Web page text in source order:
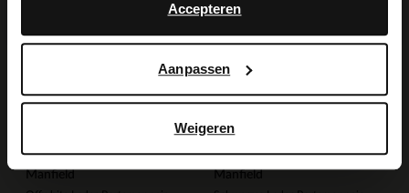
Accepteren
Aanpassen
Weigeren